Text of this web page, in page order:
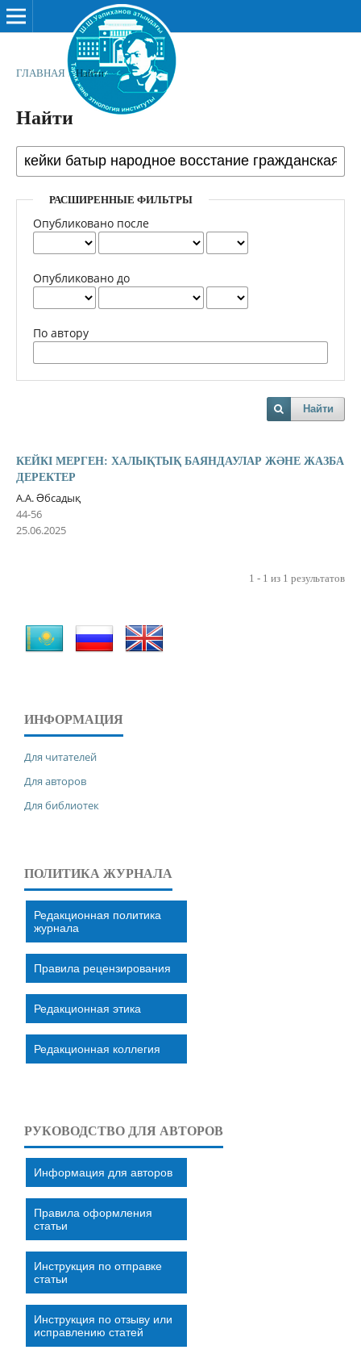
ГЛАВНАЯ / Найти
Найти
РАСШИРЕННЫЕ ФИЛЬТРЫ
Опубликовано после
Опубликовано до
По автору
Найти
КЕЙКІ МЕРГЕН: ХАЛЫҚТЫҚ БАЯНДАУЛАР ЖƏНЕ ЖАЗБА
ДЕРЕКТЕР
А.А. Əбсадық
44-56
25.06.2025
1 - 1 из 1 результатов
ИНФОРМАЦИЯ
Для читателей
Для авторов
Для библиотек
ПОЛИТИКА ЖУРНАЛА
Редакционная политика
журнала
Правила рецензирования
Редакционная этика
Редакционная коллегия
РУКОВОДСТВО ДЛЯ АВТОРОВ
Информация для авторов
Правила оформления
статьи
Инструкция по отправке
статьи
Инструкция по отзыву или
исправлению статей